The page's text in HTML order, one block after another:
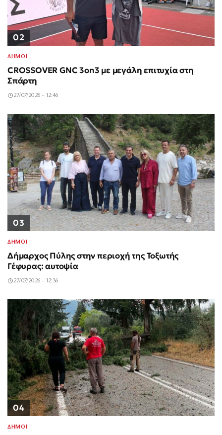
02
ΔΗΜΟΙ
CROSSOVER GNC 3on3 με μεγάλη επιτυχία στη
Σπάρτη
27/07/2026 - 12:46
03
ΔΗΜΟΙ
Δήμαρχος Πύλης στην περιοχή της Τοξωτής
Γέφυρας: αυτοψία
27/07/2026 - 12:36
04
ΔΗΜΟΙ